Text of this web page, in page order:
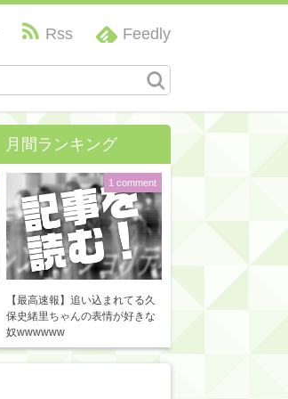
Rss Feedly
月間ランキング
【最高速報】追い込まれてる久
保史緒里ちゃんの表情が好きな
奴wwwwww
1 comment